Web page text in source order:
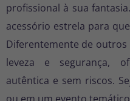
profissional à sua
acessório estrela para
Diferentemente de outros
leveza e segurança,
autêntica e sem riscos.